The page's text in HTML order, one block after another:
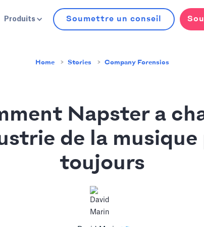
Produits Soumettre un conseil
Home Stories Company Forensics
Napster a
de la musique
toujours